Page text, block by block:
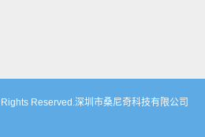
Reserved.深圳市桑尼奇科技有限公司